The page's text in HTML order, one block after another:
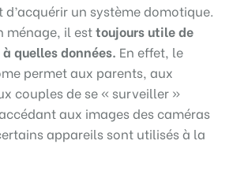
un système domotique.
ménage, il esttoujours utile de
quelles données. En effet, le
permet aux parents, aux
couples de se « surveiller »
aux images des caméras
appareils sont utilisés à la